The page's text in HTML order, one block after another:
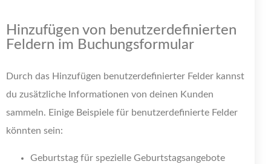
Hinzufügen von benutzerdefinierten
Feldern im Buchungsformular
Durch das Hinzufügen benutzerdefinierter Felder kannst
du zusätzliche Informationen von deinen Kunden
sammeln. Einige Beispiele für benutzerdefinierte Felder
könnten sein:
Geburtstag für spezielle Geburtstagsangebote